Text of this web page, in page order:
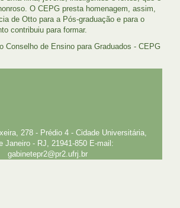
O CEPG presta homenagem, assim,
de Otto para a Pós-graduação e para o
contribuiu para formar.
Conselho de Ensino para Graduados - CEPG
278 - Prédio 4 - Cidade Universitária,
Janeiro - RJ, 21941-850 E-mail:
gabinetepr2@pr2.ufrj.br